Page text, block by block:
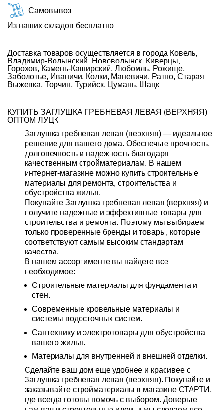
Самовывоз
Из наших складов бесплатно
Доставка товаров осуществляется в города Ковель,
Владимир-Волынский, Нововолынск, Киверцы,
Горохов, Камень-Каширский, Любомль, Рожище,
Заболотье, Иваничи, Колки, Маневичи, Ратно, Старая
Выжевка, Торчин, Турийск, Цумань, Шацк
КУПИТЬ ЗАГЛУШКА ГРЕБНЕВАЯ ЛЕВАЯ (ВЕРХНЯЯ)
ОПТОМ ЛУЦК
Заглушка гребневая левая (верхняя) — идеальное
решение для вашего дома. Обеспечьте прочность,
долговечность и надежность благодаря
качественным стройматериалам. В нашем
интернет-магазине можно купить строительные
материалы для ремонта, строительства и
обустройства жилья.
Покупайте Заглушка гребневая левая (верхняя) и
получите надежные и эффективные товары для
строительства и ремонта. Поэтому мы выбираем
только проверенные бренды и товары, которые
соответствуют самым высоким стандартам
качества.
В нашем ассортименте вы найдете все
необходимое:
Строительные материалы для фундамента и
стен.
Современные кровельные материалы и
системы водосточных систем.
Сантехнику и электротовары для обустройства
вашего жилья.
Материалы для внутренней и внешней отделки.
Сделайте ваш дом еще удобнее и красивее с
Заглушка гребневая левая (верхняя). Покупайте и
заказывайте стройматериалы в магазине СТАРТИ,
где всегда готовы помочь с выбором. Доверьте